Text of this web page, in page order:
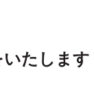
いたします